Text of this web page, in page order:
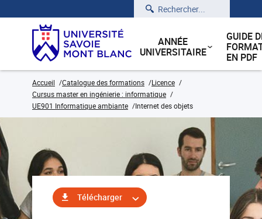
Rechercher
ANNÉE
UNIVERSITAIRE
GUIDE
EN PDF
Accueil Catalogue des formations
Licence
Cursus master en ingénierie : informatique
UE901 Informatique ambiante
Internet des objets
Télécharger